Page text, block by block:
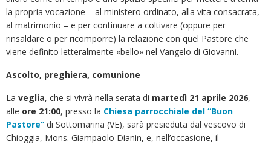
la propria vocazione – al ministero ordinato, alla vita consacrata,
al matrimonio – e per continuare a coltivare (oppure per
rinsaldare o per ricomporre) la relazione con quel Pastore che
viene definito letteralmente «bello» nel Vangelo di Giovanni.
Ascolto, preghiera, comunione
La veglia, che si vivrà nella serata di martedì 21 aprile 2026,
alle ore 21:00, presso la Chiesa parrocchiale del “Buon
Pastore” di Sottomarina (VE), sarà presieduta dal vescovo di
Chioggia, Mons. Giampaolo Dianin, e, nell’occasione, il